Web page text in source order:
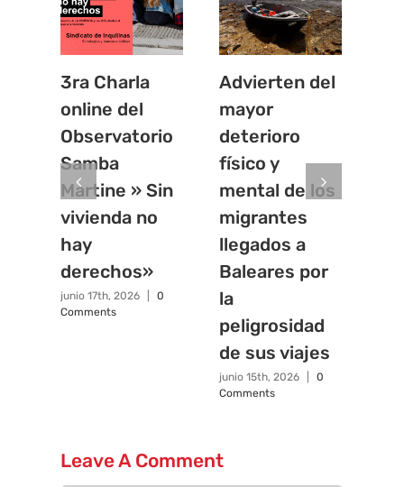
3ra Charla
online del
Observatorio
Samba
Martine » Sin
vivienda no
hay
derechos»
junio 17th, 2026
0
Comments
Advierten del
mayor
deterioro
físico y
mental de los
migrantes
llegados a
Baleares por
la
peligrosidad
de sus viajes
junio 15th, 2026
0
Comments
Leave A Comment